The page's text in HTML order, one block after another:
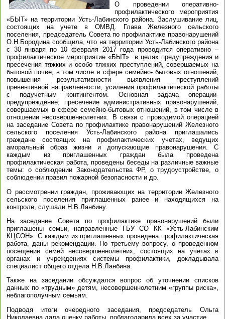
О проведении оперативно-
профилактического мероприятия
«БЫТ» на территории Усть-Лабинского района. Заслушивание лиц,
состоящих на учете в ОМВД. Глава Железного сельского
поселения, председатель Совета по профилактике правонарушений
О.Н.Бородина сообщила, что на территории Усть-Лабинского района
с 30 января по 10 февраля 2017 года проводится оперативно –
профилактическое мероприятие «БЫТ» в целях предупреждения и
пресечения тяжких и особо тяжких преступлений, совершаемых на
бытовой почве, в том числе в сфере семейно- бытовых отношений,
повышения результативности выявления преступлений
превентивной направленности, усиления профилактической работы
с подучетным контингентом. Основная задача операции-
предупреждение, пресечение административных правонарушений,
совершаемых в сфере семейно-бытовых отношений, в том числе в
отношении несовершеннолетних. В связи с проводимой операцией
на заседание Совета по профилактике правонарушений Железного
сельского поселения Усть-Лабинского района приглашались
граждане состоящих на профилактических учетах, ведущих
аморальный образ жизни и допускающие правонарушения. С
каждым из приглашенных граждан была проведена
профилактическая работа, проведены беседы на различные важные
темы: о соблюдении Законодательства ФР, о трудоустройстве, о
соблюдении правил пожарной безопасности и др.
О рассмотрении граждан, проживающих на территории Железного
сельского поселения приглашенных ранее и находящихся на
контроле, слушали Н.В.Ланбину.
На заседание Совета по профилактике правонарушений были
приглашены семьи, направленные ГБУ СО КК «Усть-Лабинским
КЦСОН». С каждым из приглашенных проведена профилактическая
работа, даны рекомендации. По третьему вопросу, о проведенном
посещении семей несовершеннолетних, состоящих на учетах в
органах и учреждениях системы профилактики, докладывала
специалист общего отдела Н.В.Ланбина.
Также на заседании обсуждался вопрос об уточнении списков
данных по «трудным» детям, несовершеннолетним «группы риска»,
неблагополучным семьям.
Подводя итоги очередного заседания, председатель Ольга
Николаевна дала оценку работы, поблагодарила всех за участие.